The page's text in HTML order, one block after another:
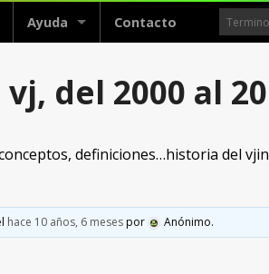
Ayuda Contacto
del 2000 al
definiciones…historia del
hace 10 años, 6 mesespor Anónimo.